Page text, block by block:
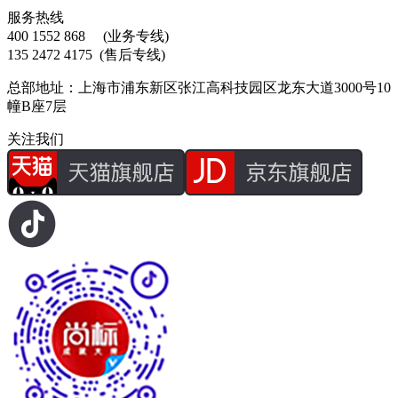
服务热线
400 1552 868
(业务专线)
135 2472 4175 (售后专线)
总部地址：上海市浦东新区张江高科技园区龙东大道3000号10
幢B座7层
关注我们